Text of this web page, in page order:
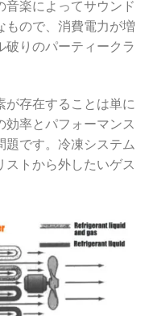
音楽によってサウンド
もので、消費電力が増
破りのパーティークラ
が存在することは単に
率とパフォーマンス
題です。冷凍システム
トから外したいゲス